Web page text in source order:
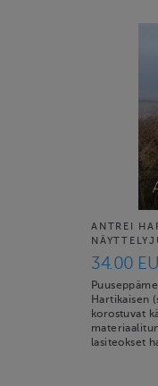
ANTREI
34.00
Hartikaisen
korostuvat
lasiteokset